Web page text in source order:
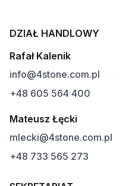
DZIAŁ HANDLOWY
Rafał Kalenik
info@4stone.com.pl
+48 605 564 400
Mateusz Łęcki
mlecki@4stone.com.pl
+48 733 565 273